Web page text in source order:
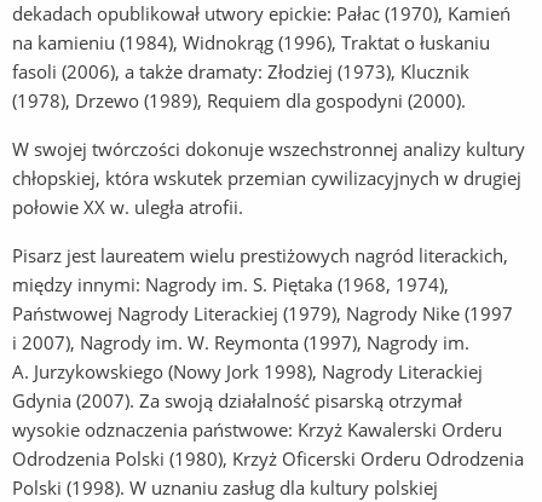
dekadach opublikował utwory epickie: Pałac (1970), Kamień
na kamieniu (1984), Widnokrąg (1996), Traktat o łuskaniu
fasoli (2006), a także dramaty: Złodziej (1973), Klucznik
(1978), Drzewo (1989), Requiem dla gospodyni (2000).
W swojej twórczości dokonuje wszechstronnej analizy kultury
chłopskiej, która wskutek przemian cywilizacyjnych w drugiej
połowie XX w. uległa atrofii.
Pisarz jest laureatem wielu prestiżowych nagród literackich,
między innymi: Nagrody im. S. Piętaka (1968, 1974),
Państwowej Nagrody Literackiej (1979), Nagrody Nike (1997
i 2007), Nagrody im. W. Reymonta (1997), Nagrody im.
A. Jurzykowskiego (Nowy Jork 1998), Nagrody Literackiej
Gdynia (2007). Za swoją działalność pisarską otrzymał
wysokie odznaczenia państwowe: Krzyż Kawalerski Orderu
Odrodzenia Polski (1980), Krzyż Oficerski Orderu Odrodzenia
Polski (1998). W uznaniu zasług dla kultury polskiej